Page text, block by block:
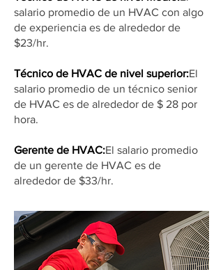
salario promedio de un HVAC con algo
de experiencia es de alrededor de
$23/hr.
Técnico de HVAC de nivel superior:El
salario promedio de un técnico senior
de HVAC es de alrededor de $ 28 por
hora.
Gerente de HVAC:El salario promedio
de un gerente de HVAC es de
alrededor de $33/hr.